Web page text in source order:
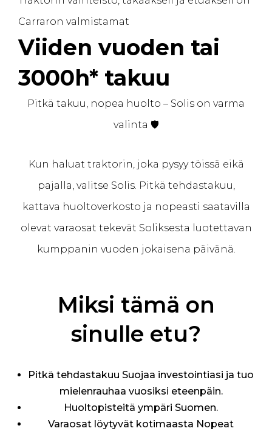
Carraron valmistamat
Viiden vuoden tai
3000h* takuu
Pitkä takuu, nopea huolto – Solis on varma
valinta 🛡️
Kun haluat traktorin, joka pysyy töissä eikä
pajalla, valitse Solis. Pitkä tehdastakuu,
kattava huoltoverkosto ja nopeasti saatavilla
olevat varaosat tekevät Soliksesta luotettavan
kumppanin vuoden jokaisena päivänä.
Miksi tämä on
sinulle etu?
Pitkä tehdastakuu Suojaa investointiasi ja tuo
mielenrauhaa vuosiksi eteenpäin.
Huoltopisteitä ympäri Suomen.
Varaosat löytyvät kotimaasta Nopeat